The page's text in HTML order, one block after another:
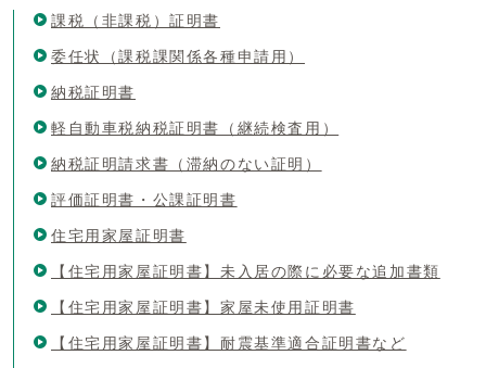
課税（非課税）証明書
委任状（課税課関係各種申請用）
納税証明書
軽自動車税納税証明書（継続検査用）
納税証明請求書（滞納のない証明）
評価証明書・公課証明書
住宅用家屋証明書
【住宅用家屋証明書】未入居の際に必要な追加書類
【住宅用家屋証明書】家屋未使用証明書
【住宅用家屋証明書】耐震基準適合証明書など